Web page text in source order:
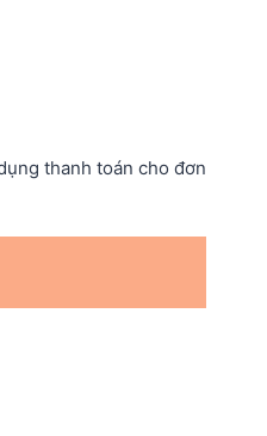
thanh toán cho đơn